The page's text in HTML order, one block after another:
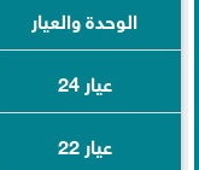
الوحدة والعيار
عيار 24
عيار 22